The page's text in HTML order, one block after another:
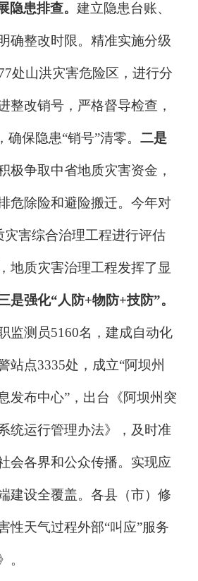
隐患排查。建立隐患台账、
确整改时限。精准实施分级
处山洪灾害危险区，进行分
整改销号，严格督导检查，
，确保隐患“销号”清零。 二是
极争取中省地质灾害资金，
危除险和避险搬迁。今年对
灾害综合治理工程进行评估
地质灾害治理工程发挥了显
是强化“人防+物防+技防”。
监测员5160名，建成自动化
站点3335处，成立“阿坝州
发布中心” ，出台《阿坝州突
统运行管理办法》，及时准
会各界和公众传播。实现应
建设全覆盖。各县（市）修
性天气过程外部“叫应”服务
。